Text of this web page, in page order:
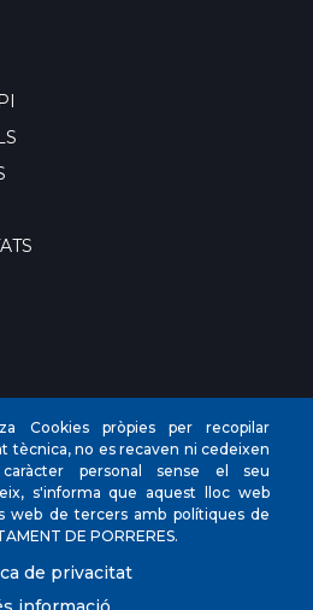
17 CP: 07260
Cookies pròpies per recopilar
tècnica, no es recaven ni cedeixen
personal sense el seu
s'informa que aquest lloc web
web de tercers amb polítiques de
DE PORRERES.
de privacitat